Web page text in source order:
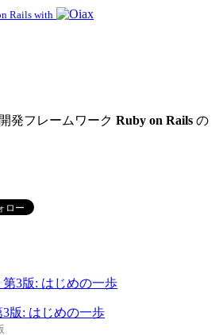
Rails with
発フレームワーク Ruby on Rails の
版: はじめの一歩